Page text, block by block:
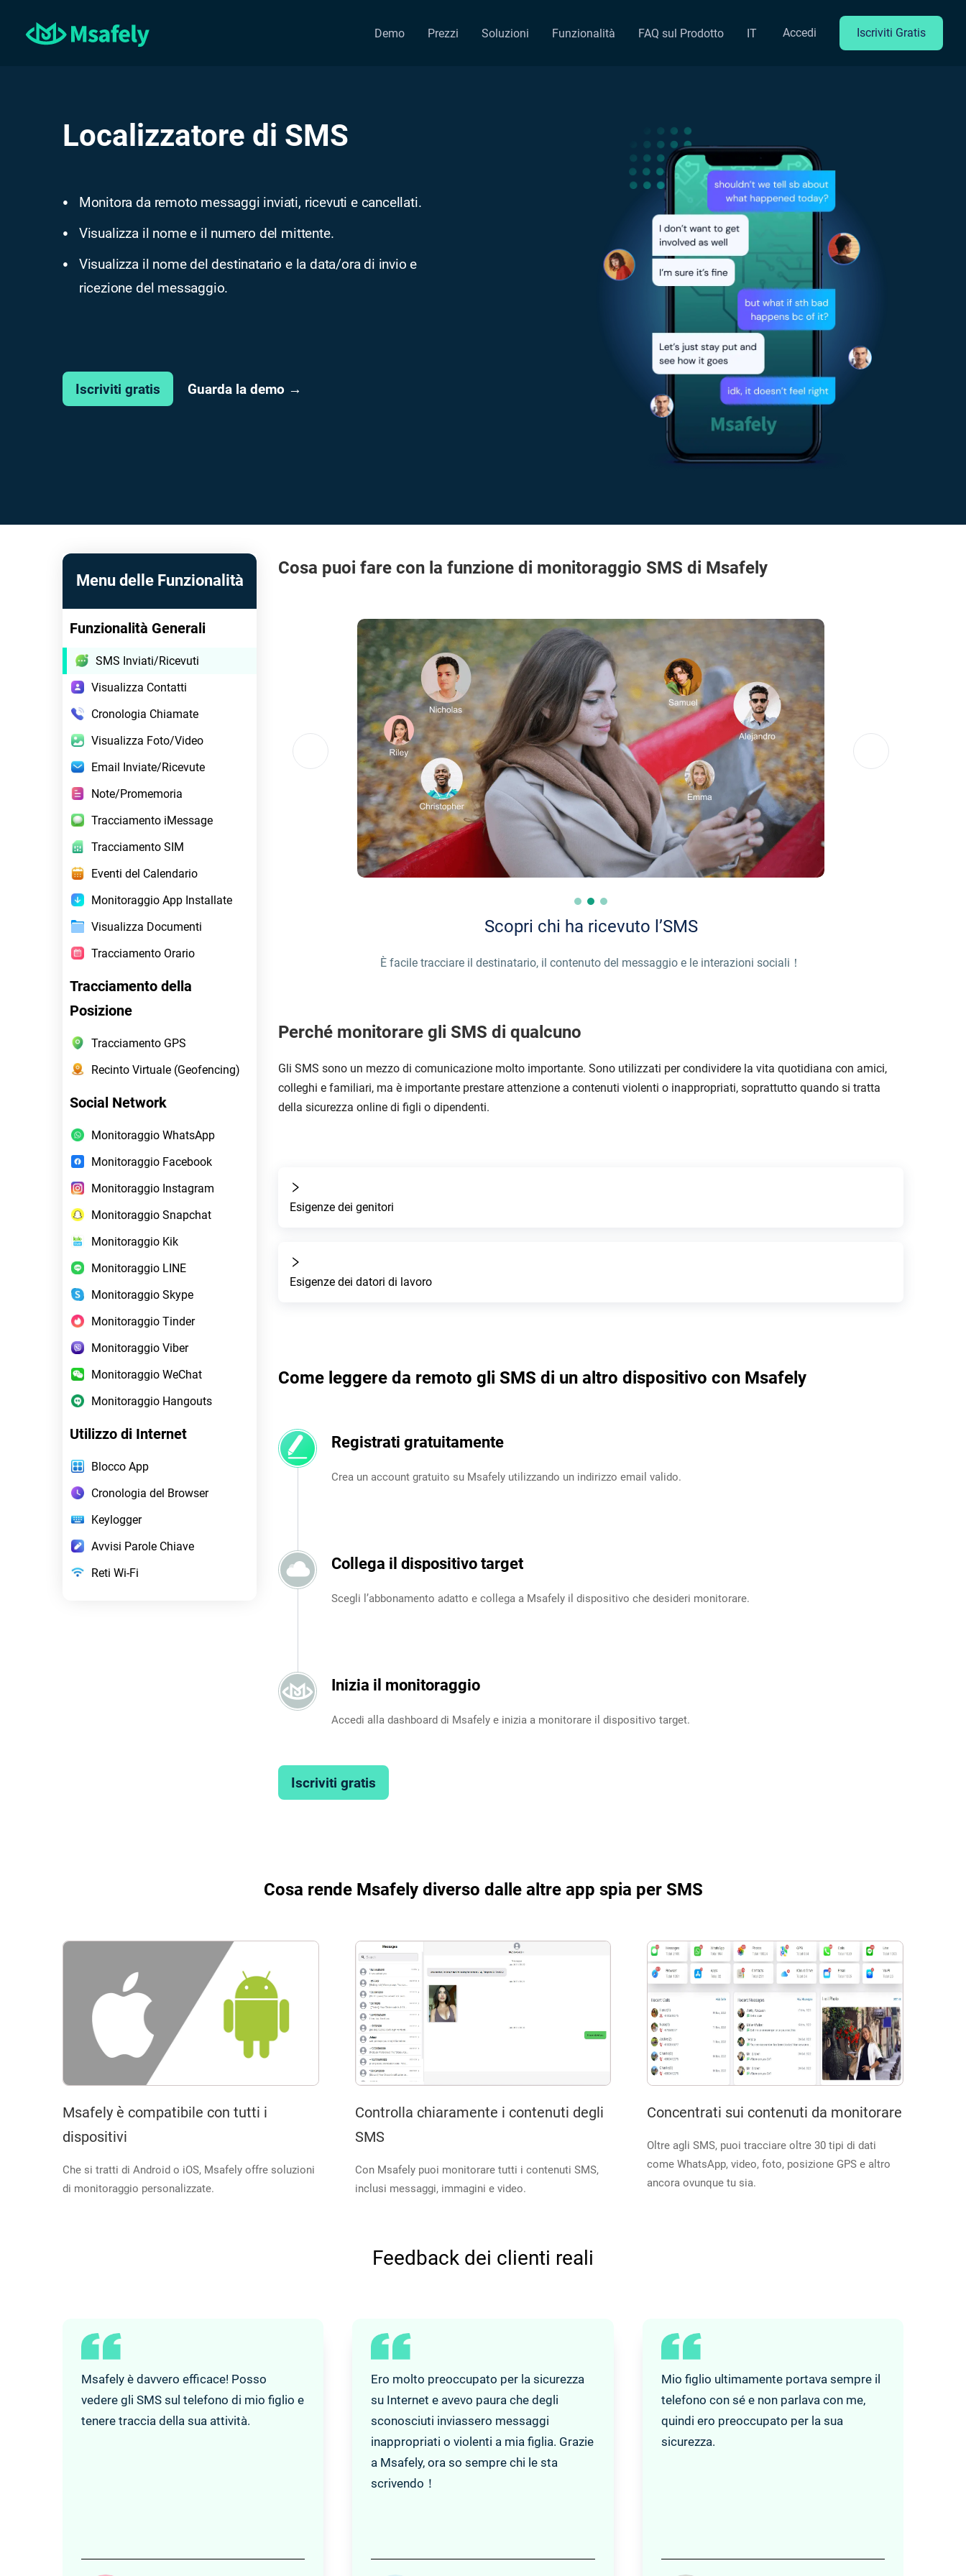
Demo Prezzi Soluzioni Funzionalità FAQ sul Prodotto IT Accedi Iscriviti Gratis
Localizzatore di SMS
● Monitora da remoto messaggi inviati, ricevuti e cancellati.
● Visualizza il nome e il numero del mittente.
●
Visualizza il nome del destinatario e la data/ora di invio e
ricezione del messaggio.
Iscriviti gratis Guarda la demo →
Menu delle Funzionalità
Funzionalità Generali
SMS Inviati/Ricevuti
Visualizza Contatti
Cronologia Chiamate
Visualizza Foto/Video
Email Inviate/Ricevute
Note/Promemoria
Tracciamento iMessage
Tracciamento SIM
Eventi del Calendario
Monitoraggio App Installate
Visualizza Documenti
Tracciamento Orario
Tracciamento della
Posizione
Tracciamento GPS
Recinto Virtuale (Geofencing)
Social Network
Monitoraggio WhatsApp
Monitoraggio Facebook
Monitoraggio Instagram
Monitoraggio Snapchat
Monitoraggio Kik
Monitoraggio LINE
Monitoraggio Skype
Monitoraggio Tinder
Monitoraggio Viber
Monitoraggio WeChat
Monitoraggio Hangouts
Utilizzo di Internet
Blocco App
Cronologia del Browser
Keylogger
Avvisi Parole Chiave
Reti Wi-Fi
Cosa puoi fare con la funzione di monitoraggio SMS di Msafely
Scopri chi ha ricevuto l’SMS
È facile tracciare il destinatario, il contenuto del messaggio e le interazioni sociali！
Perché monitorare gli SMS di qualcuno
Gli SMS sono un mezzo di comunicazione molto importante. Sono utilizzati per condividere la vita quotidiana con amici,
colleghi e familiari, ma è importante prestare attenzione a contenuti violenti o inappropriati, soprattutto quando si tratta
della sicurezza online di figli o dipendenti.
Esigenze dei genitori
Esigenze dei datori di lavoro
Come leggere da remoto gli SMS di un altro dispositivo con Msafely
Registrati gratuitamente
Crea un account gratuito su Msafely utilizzando un indirizzo email valido.
Collega il dispositivo target
Scegli l’abbonamento adatto e collega a Msafely il dispositivo che desideri monitorare.
Inizia il monitoraggio
Accedi alla dashboard di Msafely e inizia a monitorare il dispositivo target.
Iscriviti gratis
Cosa rende Msafely diverso dalle altre app spia per SMS
Msafely è compatibile con tutti i
dispositivi
Che si tratti di Android o iOS, Msafely offre soluzioni
di monitoraggio personalizzate.
Controlla chiaramente i contenuti degli
SMS
Con Msafely puoi monitorare tutti i contenuti SMS,
inclusi messaggi, immagini e video.
Concentrati sui contenuti da monitorare
Oltre agli SMS, puoi tracciare oltre 30 tipi di dati
come WhatsApp, video, foto, posizione GPS e altro
ancora ovunque tu sia.
Feedback dei clienti reali
Msafely è davvero efficace! Posso
vedere gli SMS sul telefono di mio figlio e
tenere traccia della sua attività.
Ero molto preoccupato per la sicurezza
su Internet e avevo paura che degli
sconosciuti inviassero messaggi
inappropriati o violenti a mia figlia. Grazie
a Msafely, ora so sempre chi le sta
scrivendo！
Mio figlio ultimamente portava sempre il
telefono con sé e non parlava con me,
quindi ero preoccupato per la sua
sicurezza.